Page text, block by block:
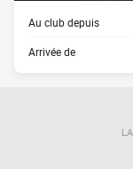
Au club depuis
Arrivée de